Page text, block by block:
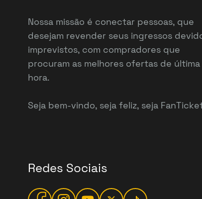
Nossa missão é conectar pessoas, que
desejam revender seus ingressos
imprevistos, com compradores que
procuram as melhores ofertas de última
hora.
Seja bem-vindo, seja feliz, seja
Redes Sociais